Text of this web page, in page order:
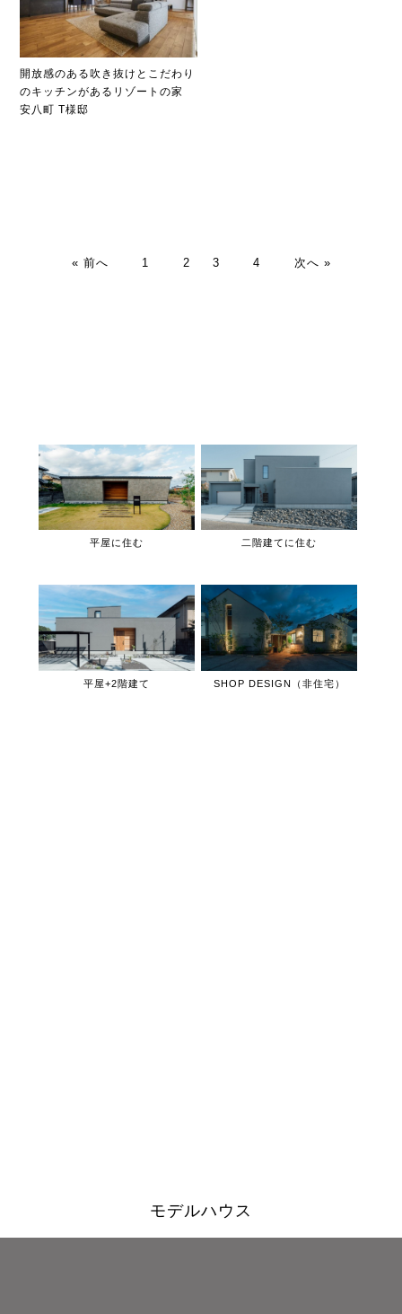
開放感のある吹き抜けとこだわり
のキッチンがあるリゾートの家
安八町 T様邸
« 前へ 1 2 3 4 次へ »
平屋に住む 二階建てに住む
平屋+2階建て SHOP DESIGN（非住宅）
モデルハウス